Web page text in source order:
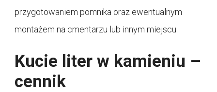
przygotowaniem pomnika oraz ewentualnym
montażem na cmentarzu lub innym miejscu.
Kucie liter w kamieniu –
cennik